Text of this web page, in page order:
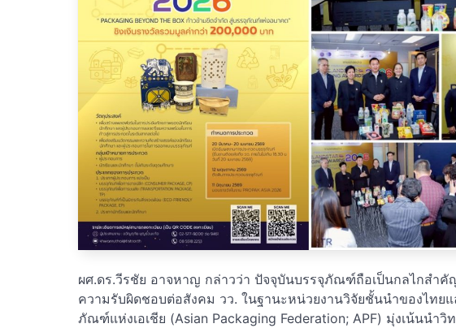
ผศ.ดร.วีรชัย อาจหาญ กล่าวว่า ปัจจุบันบรรจุภัณฑ์ถือเป็นกลไกสำ
ความรับผิดชอบต่อสังคม วว. ในฐานะหน่วยงานวิจัยชั้นนำของไทย
ภัณฑ์แห่งเอเชีย (Asian Packaging Federation; APF) มุ่งเน้นนำวิ